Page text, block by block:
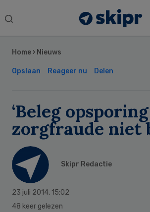
Search
Home › Nieuws
Opslaan Reageer nu Delen
‘Beleg opsporing
zorgfraude niet
Skipr Redactie
23 juli 2014, 15:02
48 keer gelezen
Sidebar